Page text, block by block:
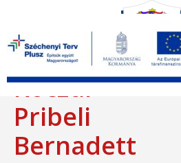
Koczur-
Pribeli
Bernadett